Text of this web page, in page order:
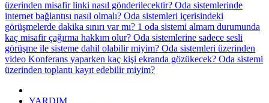
üzerinden misafir linki nasıl gönderilecektir? Oda sistemlerinde
internet bağlantısı nasıl olmalı? Oda sistemleri içerisindeki
görüşmelerde dakika sınırı var mı? 1 oda sistemi almam durumunda
kaç misafir çağırma hakkım olur? Oda sistemlerine sadece sesli
görüşme ile sisteme dahil olabilir miyim? Oda sistemleri üzerinden
video Konferans yaparken kaç kişi ekranda gözükecek? Oda sistemi
üzerinden toplantı kayıt edebilir miyim?
YARDIM